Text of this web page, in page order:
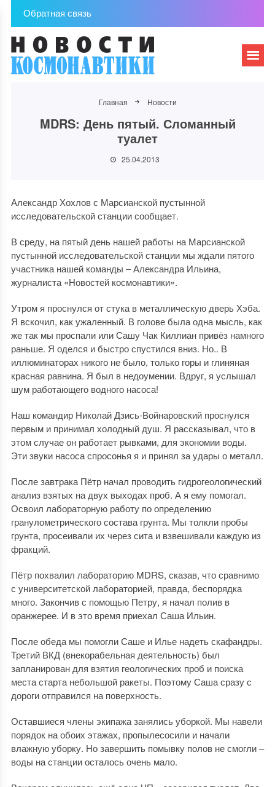
Обратная связь
Главная Новости
MDRS: День пятый. Сломанный
туалет
25.04.2013
Александр Хохлов с Марсианской пустынной
исследовательской станции сообщает.
В среду, на пятый день нашей работы на Марсианской
пустынной исследовательской станции мы ждали пятого
участника нашей команды – Александра Ильина,
журналиста «Новостей космонавтики».
Утром я проснулся от стука в металлическую дверь Хэба.
Я вскочил, как ужаленный. В голове была одна мысль, как
же так мы проспали или Сашу Чак Киллиан привёз намного
раньше. Я оделся и быстро спустился вниз. Но.. В
иллюминаторах никого не было, только горы и глиняная
красная равнина. Я был в недоумении. Вдруг, я услышал
шум работающего водного насоса!
Наш командир Николай Дзись-Войнаровский проснулся
первым и принимал холодный душ. Я рассказывал, что в
этом случае он работает рывками, для экономии воды.
Эти звуки насоса спросонья я и принял за удары о металл.
После завтрака Пётр начал проводить гидрогеологический
анализ взятых на двух выходах проб. А я ему помогал.
Освоил лабораторную работу по определению
гранулометрического состава грунта. Мы толкли пробы
грунта, просеивали их через сита и взвешивали каждую из
фракций.
Пётр похвалил лабораторию MDRS, сказав, что сравнимо
с университетской лабораторией, правда, беспорядка
много. Закончив с помощью Петру, я начал полив в
оранжерее. И в это время приехал Саша Ильин.
После обеда мы помогли Саше и Илье надеть скафандры.
Третий ВКД (внекорабельная деятельность) был
запланирован для взятия геологических проб и поиска
места старта небольшой ракеты. Поэтому Саша сразу с
дороги отправился на поверхность.
Оставшиеся члены экипажа занялись уборкой. Мы навели
порядок на обоих этажах, пропылесосили и начали
влажную уборку. Но завершить помывку полов не смогли –
воды на станции осталось очень мало.